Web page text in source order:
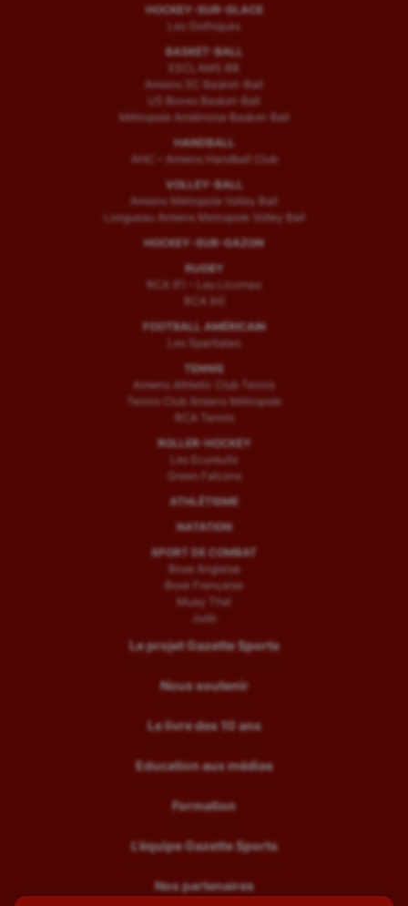
HOCKEY-SUR-GLACE
Les Gothiques
BASKET-BALL
ESCLAMS BB
Amiens SC Basket-Ball
US Boves Basket-Ball
Métropole Amiénoise Basket-Ball
HANDBALL
AHC – Amiens Handball Club
VOLLEY-BALL
Amiens Métropole Volley Ball
Longueau Amiens Metropole Volley Ball
HOCKEY-SUR-GAZON
RUGBY
RCA (F) – Les Licornes
RCA (H)
FOOTBALL AMÉRICAIN
Les Spartiates
TENNIS
Amiens Athletic Club Tennis
Tennis Club Amiens Métropole
RCA Tennis
ROLLER-HOCKEY
Les Ecureuils
Green Falcons
ATHLÉTISME
NATATION
SPORT DE COMBAT
Boxe Anglaise
Boxe Française
Muay Thaï
Judo
Le projet Gazette Sports
Nous soutenir
Le livre des 10 ans
Education aux médias
Formation
L’équipe Gazette Sports
Nos partenaires